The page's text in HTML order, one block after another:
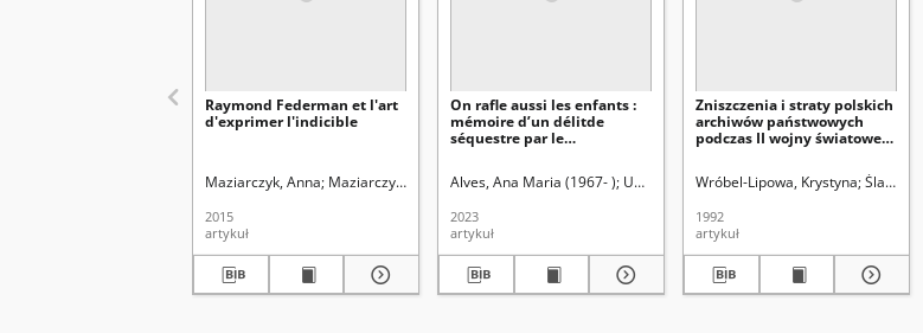
Raymond Federman et l'art
d'exprimer l'indicible
Maziarczyk, Anna Maziarczyk, Anna. Red. Duffy, Helena. Red. Bowd, Gavin (1966- ). Red.
2015
artykuł
On rafle aussi les enfants :
mémoire d’un délitde
séquestre par le
Korman
Alves, Ana Maria (1967- ) Uniwersytet Marii Curie-Skłodowskiej
2023
artykuł
Zniszczenia i straty polskich
archiwów państwowych
podczas II wojny światowej i
Wróbel-Lipowa, Krystyna
1992
artykuł